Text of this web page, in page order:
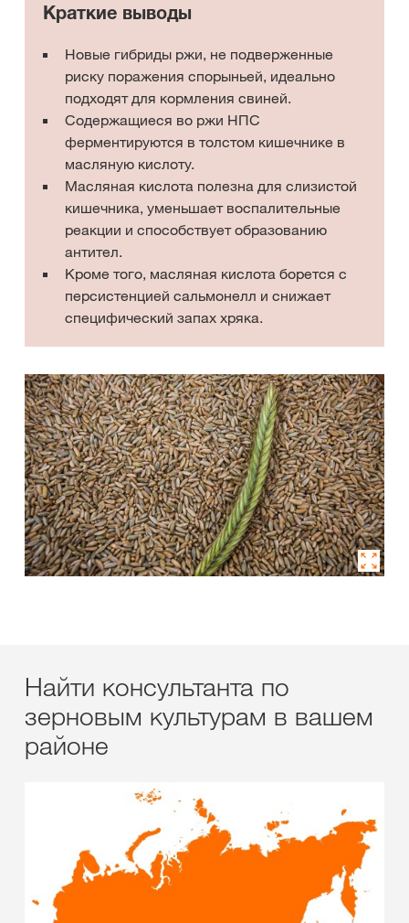
Краткие выводы
Новые гибриды ржи, не подверженные
риску поражения спорыньей, идеально
подходят для кормления свиней.
Содержащиеся во ржи НПС
ферментируются в толстом кишечнике в
масляную кислоту.
Масляная кислота полезна для слизистой
кишечника, уменьшает воспалительные
реакции и способствует образованию
антител.
Кроме того, масляная кислота борется с
персистенцией сальмонелл и снижает
специфический запах хряка.
Найти консультанта по
зерновым культурам в вашем
районе